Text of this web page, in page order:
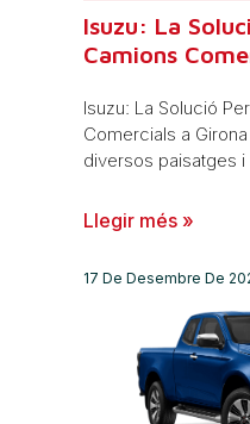
Isuzu: La
Camions
Isuzu: La Solució
Comercials a
diversos paisatges
Llegir més »
17 De Desembre De